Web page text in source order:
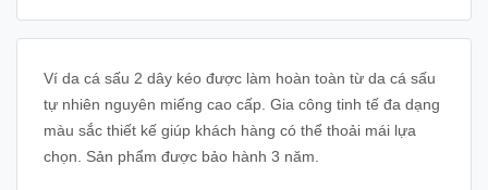
Ví da cá sấu 2 dây kéo được làm hoàn toàn từ da cá sấu
tự nhiên nguyên miếng cao cấp. Gia công tinh tế đa dạng
màu sắc thiết kế giúp khách hàng có thể thoải mái lựa
chọn. Sản phẩm được bảo hành 3 năm.